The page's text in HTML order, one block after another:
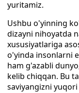
yuritamiz.
Ushbu o'yinning
dizayni nihoyatda
xususiyatlariga
o'yinda insonlarni
ham g'azabli
kelib chiqqan. Bu
saviyangizni